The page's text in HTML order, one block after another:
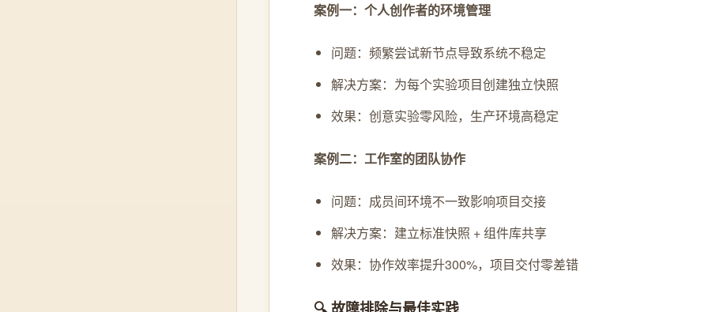
案例一：个人创作者的环境管理
问题：频繁尝试新节点导致系统不稳定
解决方案：为每个实验项目创建独立快照
效果：创意实验零风险，生产环境高稳定
案例二：工作室的团队协作
问题：成员间环境不一致影响项目交接
解决方案：建立标准快照 + 组件库共享
效果：协作效率提升300%，项目交付零差错